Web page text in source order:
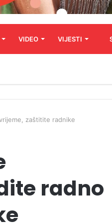
VIDEO VIJESTI
zaštitite radnike
radno